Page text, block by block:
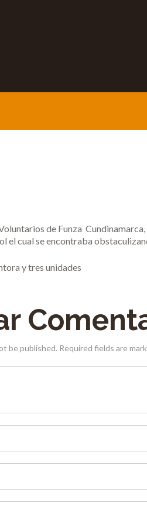
de Funza
el cual se encontraba
y tres unidades
be published. Required fields are